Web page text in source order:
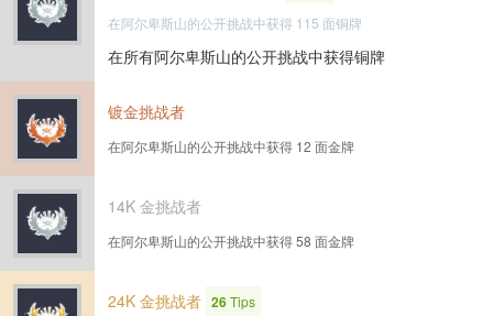
在阿尔卑斯山的公开挑战中获得 115 面铜牌
在所有阿尔卑斯山的公开挑战中获得铜牌
镀金挑战者
在阿尔卑斯山的公开挑战中获得 12 面金牌
14K 金挑战者
在阿尔卑斯山的公开挑战中获得 58 面金牌
24K 金挑战者 26Tips